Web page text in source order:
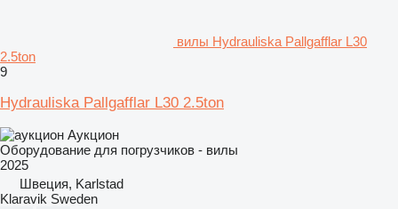
вилы Hydrauliska Pallgafflar L30
2.5ton
9
Hydrauliska Pallgafflar L30 2.5ton
Аукцион
Оборудование для погрузчиков - вилы
2025
Швеция, Karlstad
Klaravik Sweden